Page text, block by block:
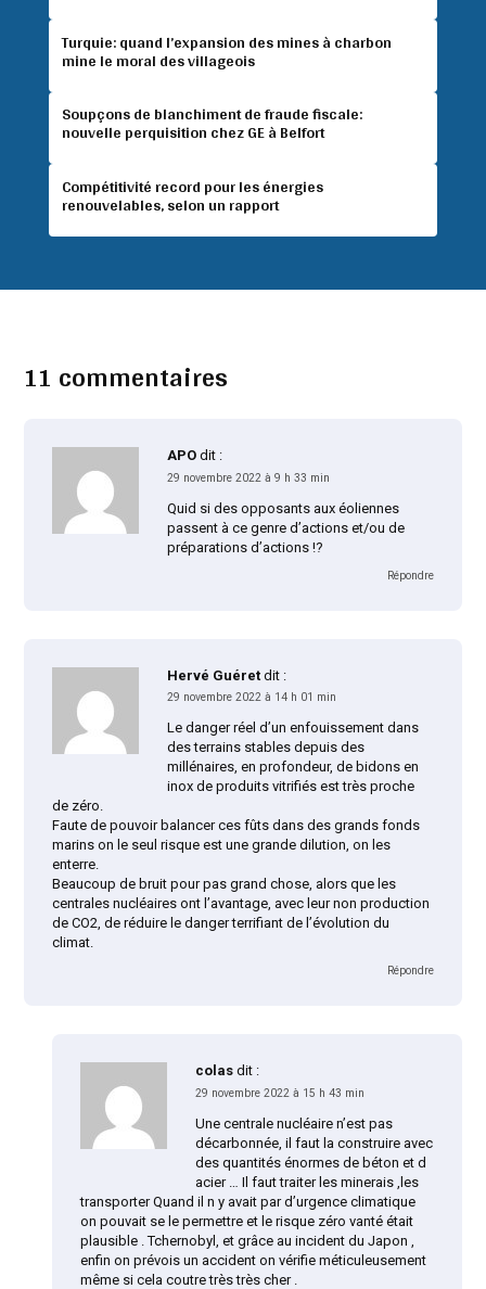
Turquie: quand l’expansion des mines à charbon
mine le moral des villageois
Soupçons de blanchiment de fraude fiscale:
nouvelle perquisition chez GE à Belfort
Compétitivité record pour les énergies
renouvelables, selon un rapport
11 commentaires
APO dit :
29 novembre 2022 à 9 h 33 min
Quid si des opposants aux éoliennes
passent à ce genre d’actions et/ou de
préparations d’actions !?
Répondre
Hervé Guéret dit :
29 novembre 2022 à 14 h 01 min
Le danger réel d’un enfouissement dans
des terrains stables depuis des
millénaires, en profondeur, de bidons en
inox de produits vitrifiés est très proche
de zéro.
Faute de pouvoir balancer ces fûts dans des grands fonds
marins on le seul risque est une grande dilution, on les
enterre.
Beaucoup de bruit pour pas grand chose, alors que les
centrales nucléaires ont l’avantage, avec leur non production
de CO2, de réduire le danger terrifiant de l’évolution du
climat.
Répondre
colas dit :
29 novembre 2022 à 15 h 43 min
Une centrale nucléaire n’est pas
décarbonnée, il faut la construire avec
des quantités énormes de béton et d
acier … Il faut traiter les minerais ,les
transporter Quand il n y avait par d’urgence climatique
on pouvait se le permettre et le risque zéro vanté était
plausible . Tchernobyl, et grâce au incident du Japon ,
enfin on prévois un accident on vérifie méticuleusement
même si cela coutre très très cher .